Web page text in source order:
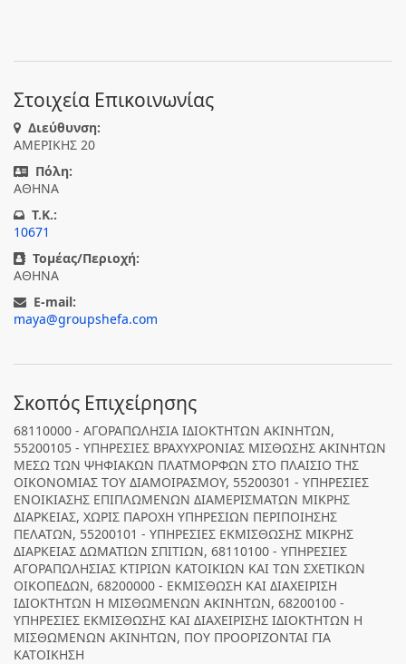
Στοιχεία Επικοινωνίας
Διεύθυνση:
ΑΜΕΡΙΚΗΣ 20
Πόλη:
ΑΘΗΝΑ
T.K.:
10671
Τομέας/Περιοχή:
ΑΘΗΝΑ
E-mail:
maya@groupshefa.com
Σκοπός Επιχείρησης
68110000 - ΑΓΟΡΑΠΩΛΗΣΙΑ ΙΔΙΟΚΤΗΤΩΝ ΑΚΙΝΗΤΩΝ,
55200105 - ΥΠΗΡΕΣΙΕΣ ΒΡΑΧΥΧΡΟΝΙΑΣ ΜΙΣΘΩΣΗΣ ΑΚΙΝΗΤΩΝ
ΜΕΣΩ ΤΩΝ ΨΗΦΙΑΚΩΝ ΠΛΑΤΜΟΡΦΩΝ ΣΤΟ ΠΛΑΙΣΙΟ ΤΗΣ
ΟΙΚΟΝΟΜΙΑΣ ΤΟΥ ΔΙΑΜΟΙΡΑΣΜΟΥ, 55200301 - ΥΠΗΡΕΣΙΕΣ
ΕΝΟΙΚΙΑΣΗΣ ΕΠΙΠΛΩΜΕΝΩΝ ΔΙΑΜΕΡΙΣΜΑΤΩΝ ΜΙΚΡΗΣ
ΔΙΑΡΚΕΙΑΣ, ΧΩΡΙΣ ΠΑΡΟΧΗ ΥΠΗΡΕΣΙΩΝ ΠΕΡΙΠΟΙΗΣΗΣ
ΠΕΛΑΤΩΝ, 55200101 - ΥΠΗΡΕΣΙΕΣ ΕΚΜΙΣΘΩΣΗΣ ΜΙΚΡΗΣ
ΔΙΑΡΚΕΙΑΣ ΔΩΜΑΤΙΩΝ ΣΠΙΤΙΩΝ, 68110100 - ΥΠΗΡΕΣΙΕΣ
ΑΓΟΡΑΠΩΛΗΣΙΑΣ ΚΤΙΡΙΩΝ ΚΑΤΟΙΚΙΩΝ ΚΑΙ ΤΩΝ ΣΧΕΤΙΚΩΝ
ΟΙΚΟΠΕΔΩΝ, 68200000 - ΕΚΜΙΣΘΩΣΗ ΚΑΙ ΔΙΑΧΕΙΡΙΣΗ
ΙΔΙΟΚΤΗΤΩΝ Η ΜΙΣΘΩΜΕΝΩΝ ΑΚΙΝΗΤΩΝ, 68200100 -
ΥΠΗΡΕΣΙΕΣ ΕΚΜΙΣΘΩΣΗΣ ΚΑΙ ΔΙΑΧΕΙΡΙΣΗΣ ΙΔΙΟΚΤΗΤΩΝ Η
ΜΙΣΘΩΜΕΝΩΝ ΑΚΙΝΗΤΩΝ, ΠΟΥ ΠΡΟΟΡΙΖΟΝΤΑΙ ΓΙΑ
ΚΑΤΟΙΚΗΣΗ